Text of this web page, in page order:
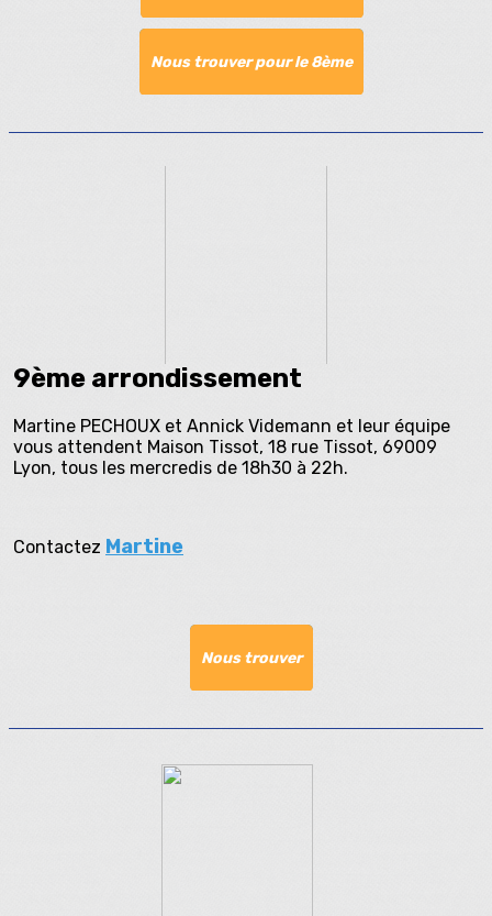
Nous trouver pour le 8ème
9ème arrondissement
Martine PECHOUX et Annick Videmann et leur équipe
vous attendent Maison Tissot, 18 rue Tissot, 69009
Lyon, tous les mercredis de 18h30 à 22h.
Contactez Martine
Nous trouver